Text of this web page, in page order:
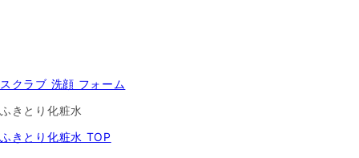
スクラブ 洗顔 フォーム
ふきとり化粧水
ふきとり化粧水 TOP